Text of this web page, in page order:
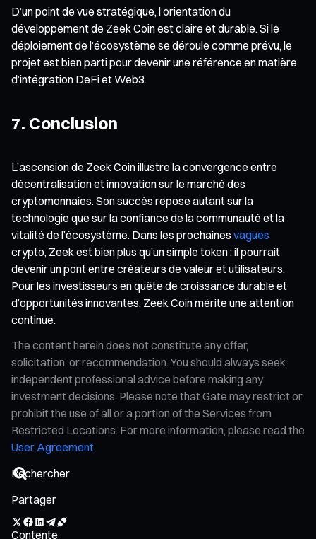
D’un point de vue stratégique, l’orientation du
développement de Zeek Coin est claire et durable. Si le
déploiement de l’écosystème se déroule comme prévu, le
projet est bien parti pour devenir une référence en matière
d’intégration DeFi et Web3.
7. Conclusion
L’ascension de Zeek Coin illustre la convergence entre
décentralisation et innovation sur le marché des
cryptomonnaies. Son succès repose autant sur la
technologie que sur la confiance de la communauté et la
vitalité de l’écosystème. Dans les prochaines vagues
crypto, Zeek est bien plus qu’un simple token : il pourrait
devenir un pont entre créateurs de valeur et utilisateurs.
Pour les investisseurs en quête de croissance durable et
d’opportunités innovantes, Zeek Coin mérite une attention
continue.
The content herein does not constitute any offer,
solicitation, or recommendation. You should always seek
independent professional advice before making any
investment decisions. Please note that Gate may restrict or
prohibit the use of all or a portion of the Services from
Restricted Locations. For more information, please read the
User Agreement
Partager
Contente